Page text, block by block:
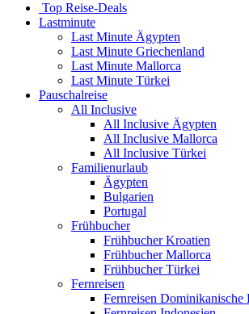
Top Reise-Deals
Lastminute
Last Minute Ägypten
Last Minute Griechenland
Last Minute Mallorca
Last Minute Türkei
Pauschalreise
All Inclusive
All Inclusive Ägypten
All Inclusive Mallorca
All Inclusive Türkei
Familienurlaub
Ägypten
Bulgarien
Portugal
Frühbucher
Frühbucher Kroatien
Frühbucher Mallorca
Frühbucher Türkei
Fernreisen
Fernreisen Dominikanische